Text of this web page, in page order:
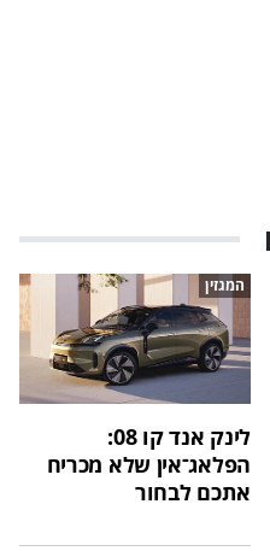
המגזין
לינק אנד קו 08:
הפלאג־אין שלא מכריח
אתכם לבחור